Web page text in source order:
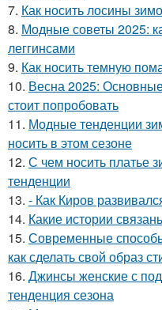
7. Как носить лосины
8. Модные советы 2025:
леггинсами
9. Как носить темную
10. Весна 2025:
стоит попробовать
11. Модные тенденции
носить в этом сезоне
12. С чем носить платье
тенденции
13. - Как Киров
14. Какие истории
15. Современные
как сделать свой образ
16. Джинсы женские с
тенденция сезона